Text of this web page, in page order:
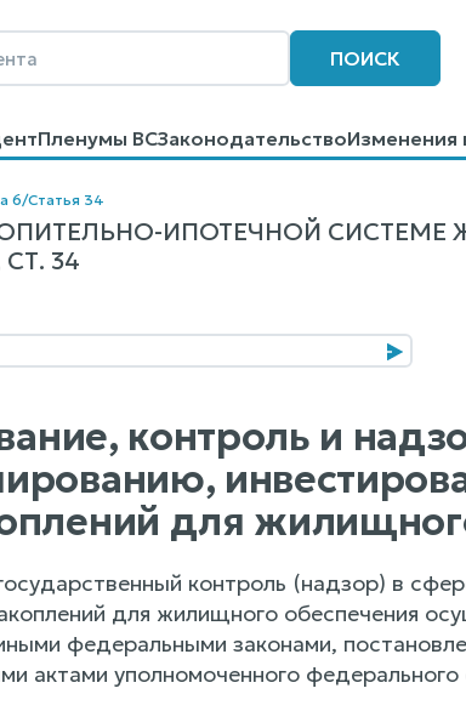
ПОИСК
Пленумы ВСЗаконодательствоИзменения
Поиск
6/Статья 34
ИПОТЕЧНОЙ
34
контроль и
для
контроль (надзор) в
для жилищного обеспечения
федеральными законами,
актами уполномоченного федерального